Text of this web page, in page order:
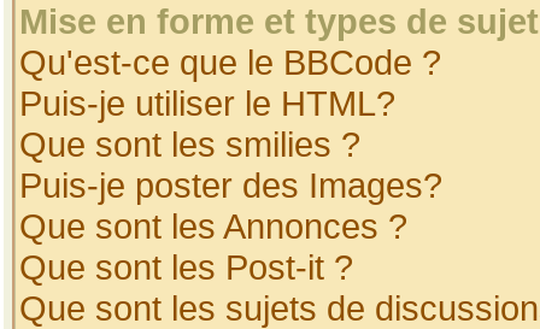
Mise en forme et types de
Qu'est-ce que le BBCode ?
Puis-je utiliser le HTML?
Que sont les smilies ?
Puis-je poster des Images?
Que sont les Annonces ?
Que sont les Post-it ?
Que sont les sujets de